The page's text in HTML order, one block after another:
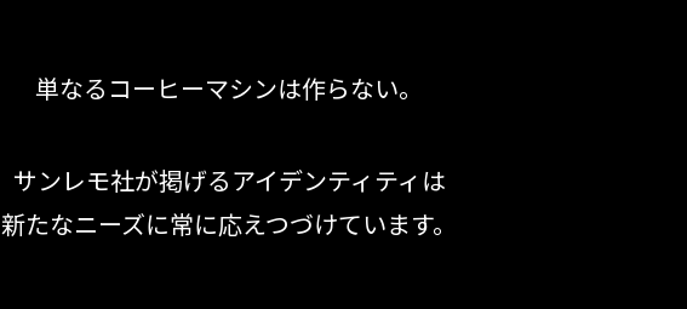
単なるコーヒーマシンは作らない。
サンレモ社が掲げるアイデンティティは
新たなニーズに常に応えつづけています。